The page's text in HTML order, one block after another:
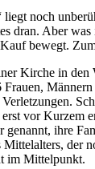
liegt noch
dran. Aber
bewegt.
Kirche in
vor Kurzem
genannt, ihre
Mittelalters, der
im Mittelpunkt.